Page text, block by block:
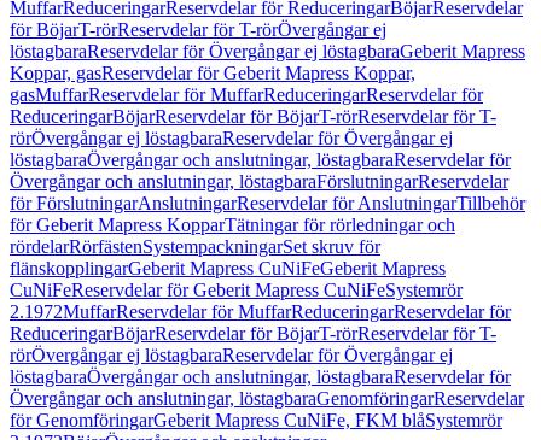
MuffarReduceringarReservdelar för ReduceringarBöjarReservdelar
för BöjarT-rörReservdelar för T-rörÖvergångar ej
löstagbaraReservdelar för Övergångar ej löstagbaraGeberit Mapress
Koppar, gasReservdelar för Geberit Mapress Koppar,
gasMuffarReservdelar för MuffarReduceringarReservdelar för
ReduceringarBöjarReservdelar för BöjarT-rörReservdelar för T-
rörÖvergångar ej löstagbaraReservdelar för Övergångar ej
löstagbaraÖvergångar och anslutningar, löstagbaraReservdelar för
Övergångar och anslutningar, löstagbaraFörslutningarReservdelar
för FörslutningarAnslutningarReservdelar för AnslutningarTillbehör
för Geberit Mapress KopparTätningar för rörledningar och
rördelarRörfästenSystempackningarSet skruv för
flänskopplingarGeberit Mapress CuNiFeGeberit Mapress
CuNiFeReservdelar för Geberit Mapress CuNiFeSystemrör
2.1972MuffarReservdelar för MuffarReduceringarReservdelar för
ReduceringarBöjarReservdelar för BöjarT-rörReservdelar för T-
rörÖvergångar ej löstagbaraReservdelar för Övergångar ej
löstagbaraÖvergångar och anslutningar, löstagbaraReservdelar för
Övergångar och anslutningar, löstagbaraGenomföringarReservdelar
för GenomföringarGeberit Mapress CuNiFe, FKM blåSystemrör